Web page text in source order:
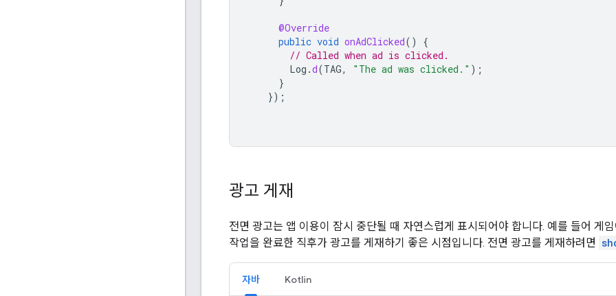
@Override
public void onAdClicked()
{
// Called when ad is clicked.
Log .d(TAG, "The ad was clicked." );
}
});
광고 게재
전면 광고는 앱 이용이 잠시 중단될 때 자연스럽게 표시되어야 합니다. 예를 들어 게
작업을 완료한 직후가 광고를 게재하기 좋은 시점입니다. 전면 광고를 게재하려면
자바 Kotlin